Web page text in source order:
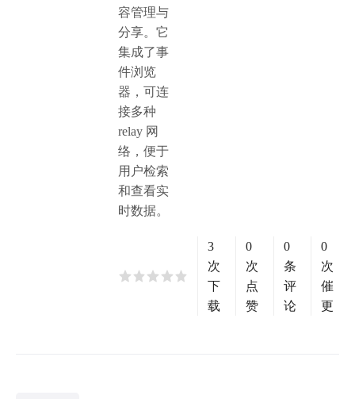
容管理与
分享。它
集成了事
件浏览
器，可连
接多种
relay 网
络，便于
用户检索
和查看实
时数据。
3
次
下
载
0
次
点
赞
0
条
评
论
0
次
催
更